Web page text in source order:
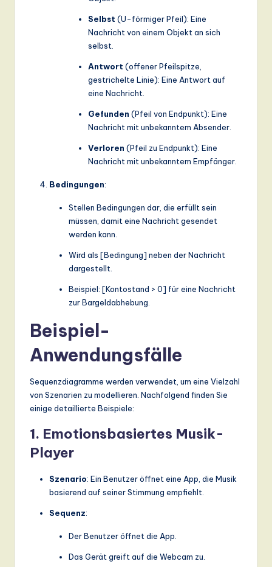
Selbst (U-förmiger Pfeil): Eine
Nachricht von einem Objekt an sich
selbst.
Antwort (offener Pfeilspitze,
gestrichelte Linie): Eine Antwort auf
eine Nachricht.
Gefunden (Pfeil von Endpunkt): Eine
Nachricht mit unbekanntem Absender.
Verloren (Pfeil zu Endpunkt): Eine
Nachricht mit unbekanntem Empfänger.
Bedingungen:
Stellen Bedingungen dar, die erfüllt sein
müssen, damit eine Nachricht gesendet
werden kann.
Wird als [Bedingung] neben der Nachricht
dargestellt.
Beispiel: [Kontostand > 0] für eine Nachricht
zur Bargeldabhebung.
Beispiel-
Anwendungsfälle
Sequenzdiagramme werden verwendet, um eine Vielzahl
von Szenarien zu modellieren. Nachfolgend finden Sie
einige detaillierte Beispiele:
1. Emotionsbasiertes Musik-
Player
Szenario: Ein Benutzer öffnet eine App, die Musik
basierend auf seiner Stimmung empfiehlt.
Sequenz:
Der Benutzer öffnet die App.
Das Gerät greift auf die Webcam zu.